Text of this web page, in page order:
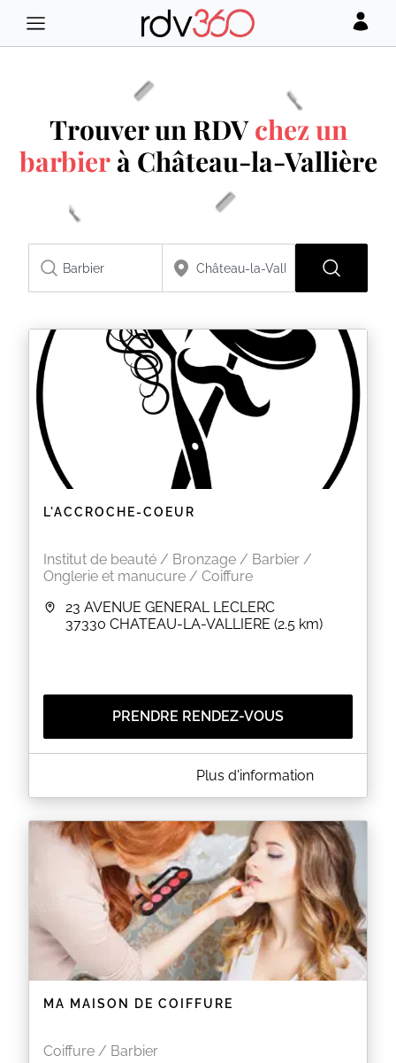
Trouver un RDVchez un
barbierà Château-la-Vallière
L'ACCROCHE-COEUR
Institut de beauté / Bronzage / Barbier /
Onglerie et manucure / Coiffure
23 AVENUE GENERAL LECLERC
37330 CHATEAU-LA-VALLIERE (2.5 km)
PRENDRE RENDEZ-VOUS
A PROPOS DE L'ACCROCHE-COEUR
Salon de coiffure mixte à Château-la-Vallière.
prestations, d'un espace bien-être et esthétique !
EN SAVOIR PLUS
Plus d'information
MA MAISON DE COIFFURE
Coiffure / Barbier